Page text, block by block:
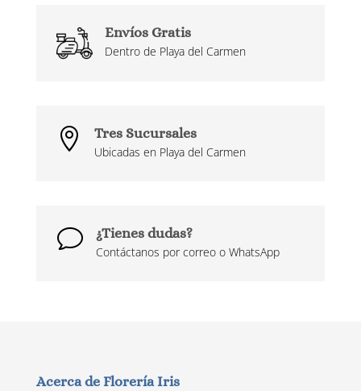
Envíos Gratis
Dentro de Playa del Carmen
 Tres Sucursales
Ubicadas en Playa del Carmen
v ¿Tienes dudas?
Contáctanos por correo o WhatsApp
Acerca de Florería Iris